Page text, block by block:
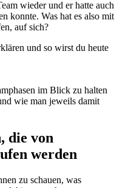
wieder und er hatte auch
konnte. Was hat es also mit
auf sich?
und so wirst du heute
im Blick zu halten
wie man jeweils damit
die von
werden
zu schauen, was